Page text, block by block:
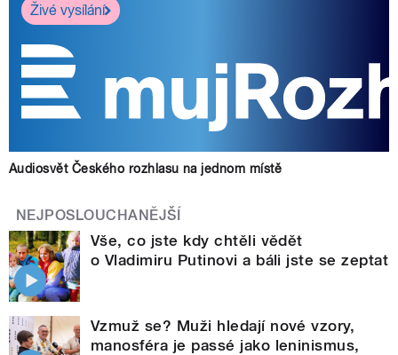
Živé vysílání
Audiosvět Českého rozhlasu na jednom místě
NEJPOSLOUCHANĚJŠÍ
Vše, co jste kdy chtěli vědět
o Vladimiru Putinovi a báli jste se zeptat
Vzmuž se? Muži hledají nové vzory,
manosféra je passé jako leninismus,